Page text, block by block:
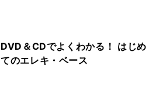
DVD＆CDでよくわかる！ はじめ
てのエレキ・ベース